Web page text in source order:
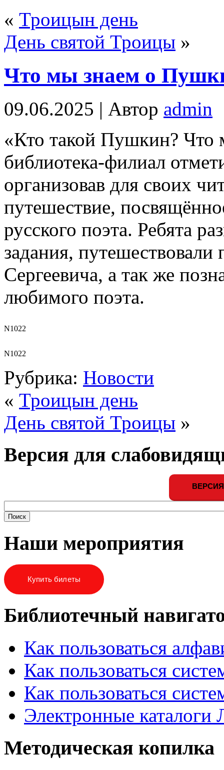
« Троицын день
День святой Троицы »
Что мы знаем о
09.06.2025 | Автор admin
«Кто такой Пушкин? Что
библиотека-филиал
организовав для своих
путешествие,
русского поэта. Ребята
задания,
Сергеевича, а так же
любимого поэта.
N1022
N1022
Рубрика: Новости
« Троицын день
День святой Троицы »
Версия для
Наши мероприятия
Купить билеты
Библиотечный
Как пользоваться
Как пользоваться
Как пользоваться
Электронные
Методическая копилка